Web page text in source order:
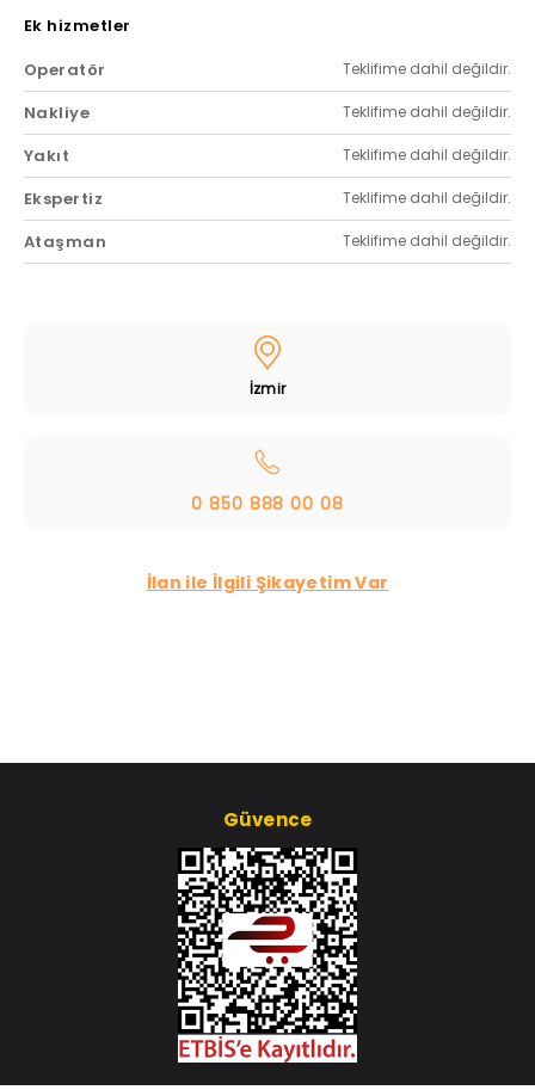
Ek hizmetler
Operatör
Teklifime dahil değildir.
Nakliye Teklifime dahil değildir.
Yakıt Teklifime dahil değildir.
Ekspertiz Teklifime dahil değildir.
Ataşman Teklifime dahil değildir.
İzmir
0 850 888 00 08
İlan ile İlgili Şikayetim Var
Güvence